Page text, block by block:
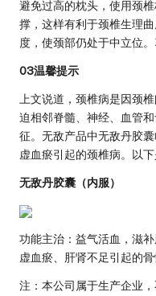
避免过高的枕头，使用颈
撑，这样有利于颈椎生理
度，使颈部仍处于中立位
03温馨提示
上文说道，颈椎病是因颈
迫相邻脊髓、神经、血管
征。无敌产品中无敌丹胶
虚血瘀引起的颈椎病。以下
无敌丹胶囊（内服）
功能主治：益气活血，滋
虚血瘀、肝肾不足引起的
注：本公司属于生产企业